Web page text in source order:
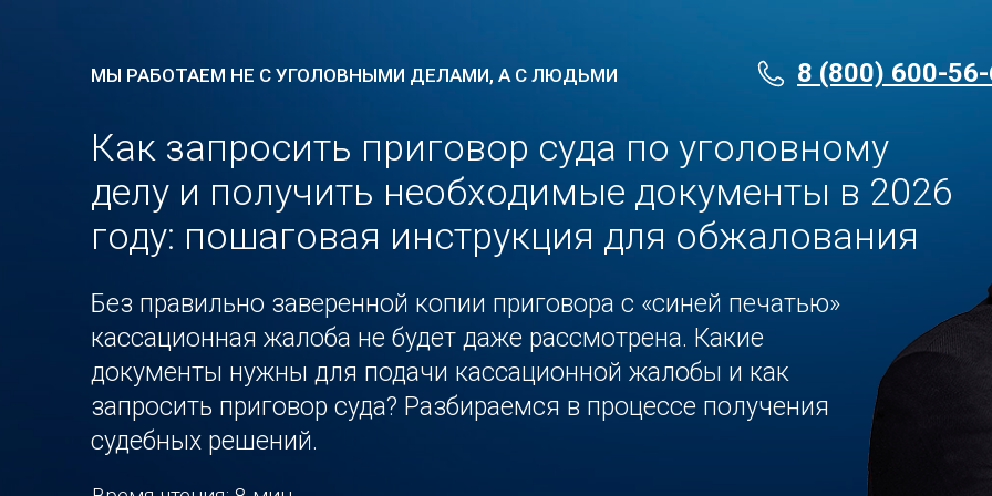
Как запросить приговор суда по уголовному
делу и получить необходимые документы в 2026
году: пошаговая инструкция для обжалования
Без правильно заверенной копии приговора с «синей печатью»
кассационная жалоба не будет даже рассмотрена. Какие
документы нужны для подачи кассационной жалобы и как
запросить приговор суда? Разбираемся в процессе получения
судебных решений.
МЫ РАБОТАЕМ НЕ С УГОЛОВНЫМИ ДЕЛАМИ, А С ЛЮДЬМИ 8 (800) 600-